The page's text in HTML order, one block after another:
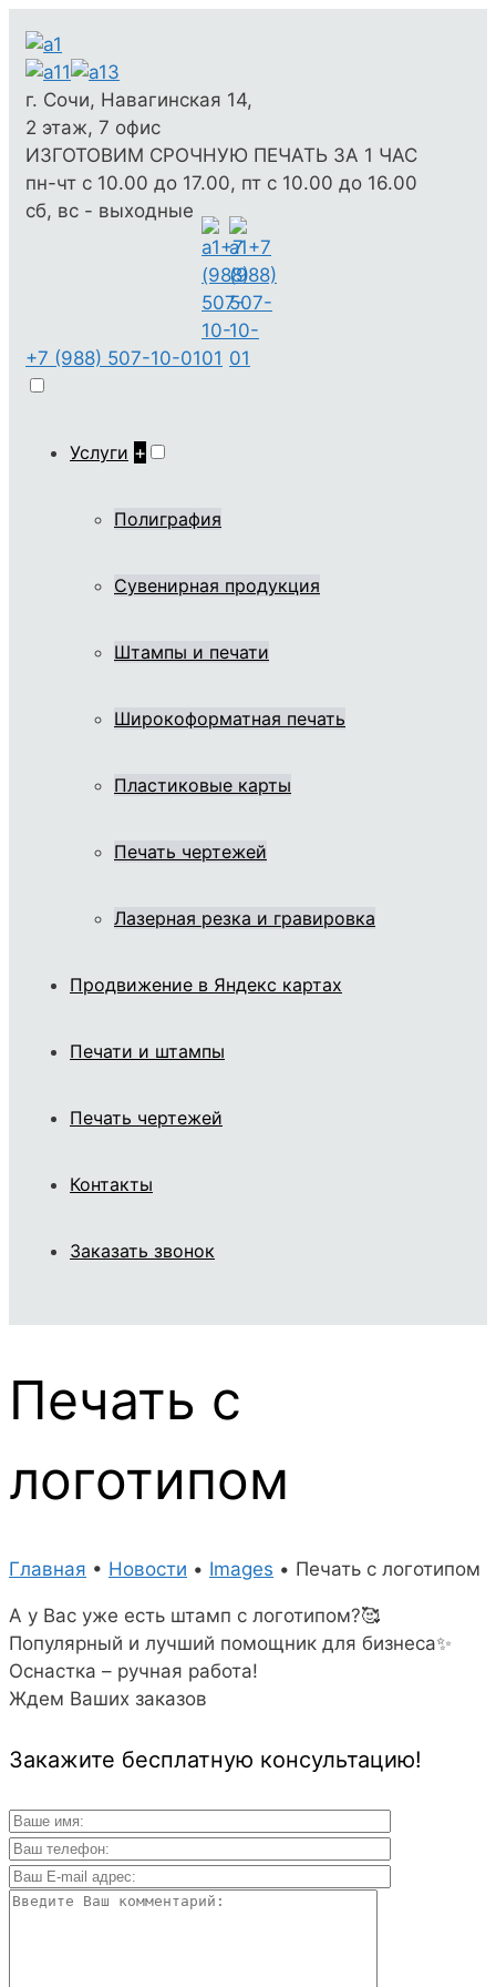
г. Сочи, Навагинская 14,
2 этаж, 7 офис
ИЗГОТОВИМ СРОЧНУЮ ПЕЧАТЬ ЗА 1 ЧАС
пн-чт с 10.00 до 17.00, пт с 10.00 до 16.00
сб, вс - выходные
+7 (988) 507-10-01
Услуги +
Полиграфия
Сувенирная продукция
Штампы и печати
Широкоформатная печать
Пластиковые карты
Печать чертежей
Лазерная резка и гравировка
Продвижение в Яндекс картах
Печати и штампы
Печать чертежей
Контакты
Заказать звонок
Печать с
логотипом
Главная • Новости • Images • Печать с логотипом
А у Вас уже есть штамп с логотипом?🥰
Популярный и лучший помощник для бизнеса✨
Оснастка – ручная работа!
Ждем Ваших заказов
Закажите бесплатную консультацию!